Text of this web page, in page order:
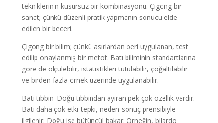
tekniklerinin kusursuz bir kombinasyonu. Çigong bir
sanat; çünkü düzenli pratik yapmanın sonucu elde
edilen bir beceri.
Çigong bir bilim; çünkü asırlardan beri uygulanan, test
edilip onaylanmış bir metot. Batı biliminin standartlarına
göre de ölçülebilir, istatistikleri tutulabilir, çoğaltılabilir
ve birden fazla örnek üzerinde uygulanabilir.
Batı tıbbını Doğu tıbbından ayıran pek çok özellik vardır.
Batı daha çok etki-tepki, neden-sonuç prensibiyle
ilgilenir. Doğu ise bütüncül bakar. Örneğin, bilardo